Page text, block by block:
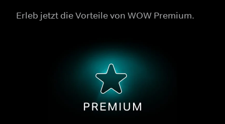
Erleb jetzt die Vorteile von WOW Premium.